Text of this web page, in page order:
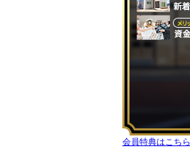
会員特典はこちら